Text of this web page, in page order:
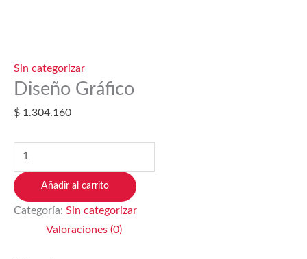
Sin categorizar
Diseño Gráfico
$ 1.304.160
Añadir al carrito
Categoría: Sin categorizar
Valoraciones (0)